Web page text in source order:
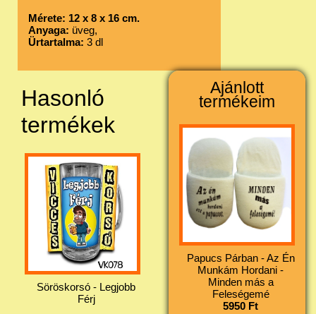
Mérete: 12 x 8 x 16 cm.
Anyaga: üveg,
Ürtartalma: 3 dl
Hasonló
termékek
Söröskorsó - Legjobb
Férj
Ajánlott
termékeim
Papucs Párban - Az Én
Munkám Hordani -
Minden más a
Feleségemé
5950 Ft